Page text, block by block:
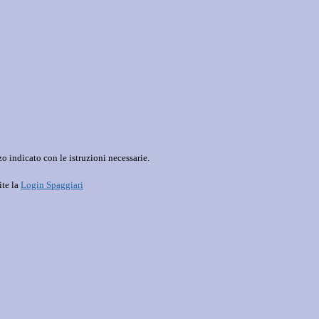
indicato con le istruzioni necessarie.
la Login Spaggiari